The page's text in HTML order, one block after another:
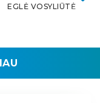
EGLĖ VOSYLIŪTĖ